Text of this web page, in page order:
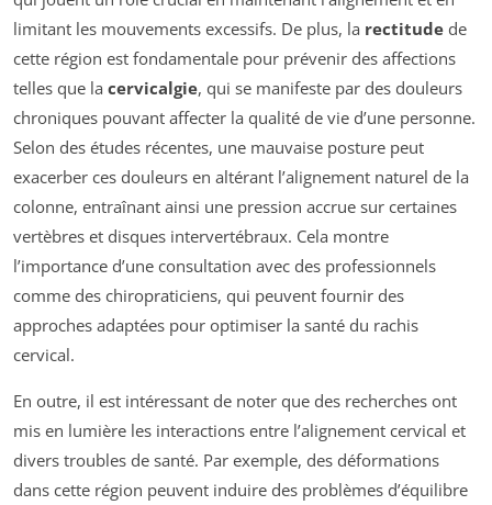
limitant les mouvements excessifs. De plus, la rectitude de
cette région est fondamentale pour prévenir des affections
telles que la cervicalgie, qui se manifeste par des douleurs
chroniques pouvant affecter la qualité de vie d’une personne.
Selon des études récentes, une mauvaise posture peut
exacerber ces douleurs en altérant l’alignement naturel de la
colonne, entraînant ainsi une pression accrue sur certaines
vertèbres et disques intervertébraux. Cela montre
l’importance d’une consultation avec des professionnels
comme des chiropraticiens, qui peuvent fournir des
approches adaptées pour optimiser la santé du rachis
cervical.
En outre, il est intéressant de noter que des recherches ont
mis en lumière les interactions entre l’alignement cervical et
divers troubles de santé. Par exemple, des déformations
dans cette région peuvent induire des problèmes d’équilibre